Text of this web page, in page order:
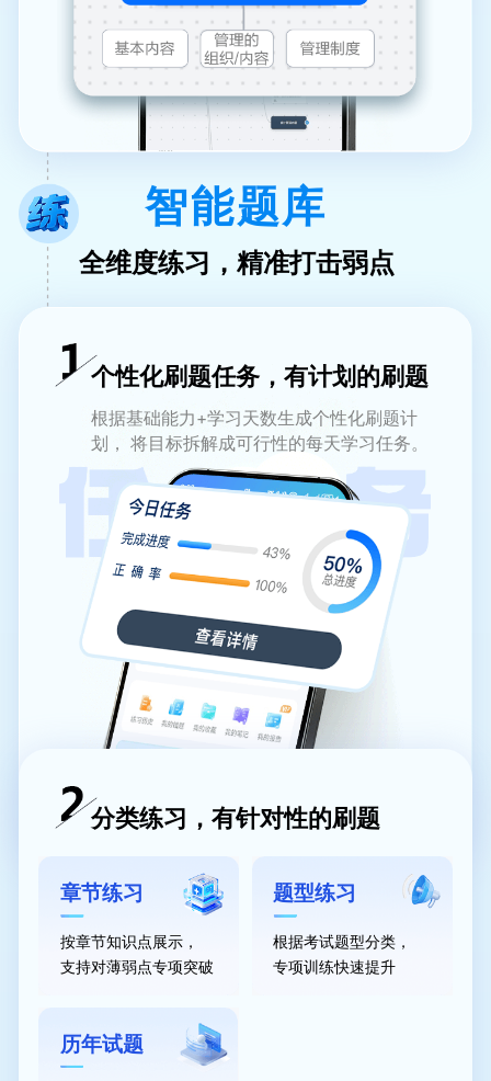
智能题库
全维度练习，精准打击弱点
个性化刷题任务，有计划的刷题
根据基础能力+学习天数生成个性化刷题计
划， 将目标拆解成可行性的每天学习任务。
分类练习，有针对性的刷题
章节练习
按章节知识点展示，
支持对薄弱点专项突破
题型练习
根据考试题型分类，
专项训练快速提升
历年试题